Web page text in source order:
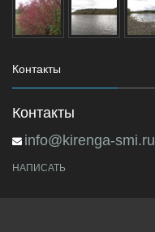
Контакты
Контакты
info@kirenga-smi.ru
НАПИСАТЬ